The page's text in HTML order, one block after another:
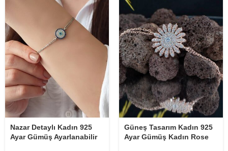
Nazar Detaylı Kadın 925
Ayar Gümüş Ayarlanabilir
Güneş Tasarım Kadın 925
Ayar Gümüş Kadın Rose